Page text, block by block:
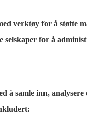
verktøy for å støtte
selskaper for å
å samle inn,